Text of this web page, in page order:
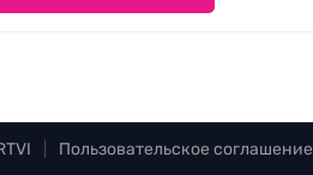
Пользовательское соглашение